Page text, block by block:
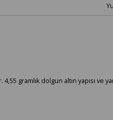
gramlık dolgun altın yapısı ve